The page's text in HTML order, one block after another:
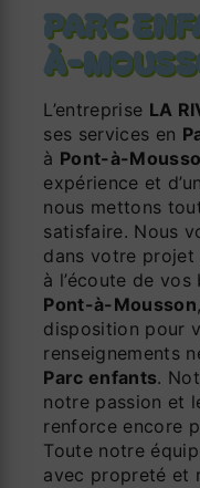
PARC
À-
L’entreprise LA
ses services en
à Pont-à-
expérience et
nous mettons
satisfaire. Nous
dans votre projet
à l’écoute de
Pont-à-Mousson
disposition pour
renseignements
Parc enfants.
notre passion et
renforce encore
Toute notre
avec propreté et